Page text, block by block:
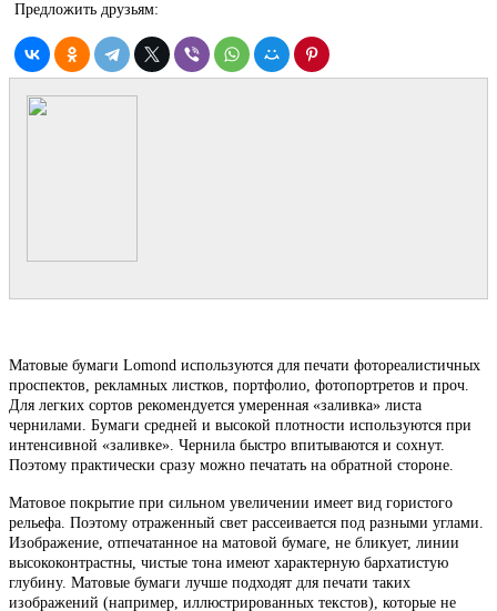
Предложить друзьям:
Матовые бумаги Lomond используются для печати фотореалистичных
проспектов, рекламных листков, портфолио, фотопортретов и проч.
Для легких сортов рекомендуется умеренная «заливка» листа
чернилами. Бумаги средней и высокой плотности используются при
интенсивной «заливке». Чернила быстро впитываются и сохнут.
Поэтому практически сразу можно печатать на обратной стороне.
Матовое покрытие при сильном увеличении имеет вид гористого
рельефа. Поэтому отраженный свет рассеивается под разными углами.
Изображение, отпечатанное на матовой бумаге, не бликует, линии
высококонтрастны, чистые тона имеют характерную бархатистую
глубину. Матовые бумаги лучше подходят для печати таких
изображений (например, иллюстрированных текстов), которые не